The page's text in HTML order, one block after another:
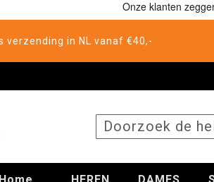
verzending in NL vanaf €40,-
Home HEREN DAMES